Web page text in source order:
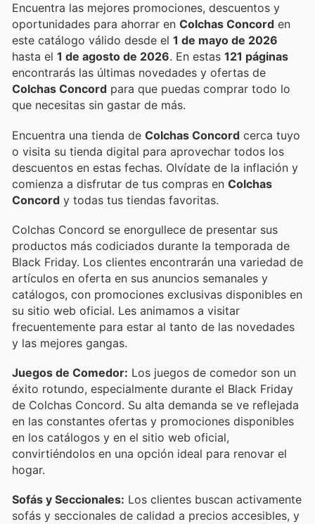
Encuentra las mejores promociones, descuentos y
oportunidades para ahorrar en Colchas Concord en
este catálogo válido desde el 1 de mayo de 2026
hasta el 1 de agosto de 2026 . En estas 121 páginas
encontrarás las últimas novedades y ofertas de
Colchas Concord para que puedas comprar todo lo
que necesitas sin gastar de más.
Encuentra una tienda de Colchas Concord cerca tuyo
o visita su tienda digital para aprovechar todos los
descuentos en estas fechas. Olvídate de la inflación y
comienza a disfrutar de tus compras en Colchas
Concord y todas tus tiendas favoritas.
Colchas Concord se enorgullece de presentar sus
productos más codiciados durante la temporada de
Black Friday. Los clientes encontrarán una variedad de
artículos en oferta en sus anuncios semanales y
catálogos, con promociones exclusivas disponibles en
su sitio web oficial. Les animamos a visitar
frecuentemente para estar al tanto de las novedades
y las mejores gangas.
Juegos de Comedor: Los juegos de comedor son un
éxito rotundo, especialmente durante el Black Friday
de Colchas Concord. Su alta demanda se ve reflejada
en las constantes ofertas y promociones disponibles
en los catálogos y en el sitio web oficial,
convirtiéndolos en una opción ideal para renovar el
hogar.
Sofás y Seccionales: Los clientes buscan activamente
sofás y seccionales de calidad a precios accesibles, y